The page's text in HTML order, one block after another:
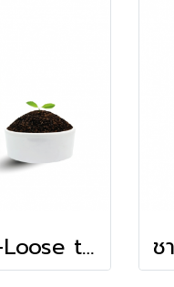
Black Tea-Loose tea (Tenju)(600ก.)